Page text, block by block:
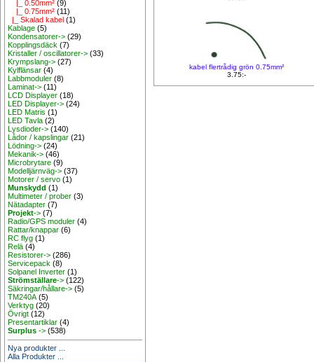
|_ 0.50mm² (9)
|_ 0.75mm² (11)
|_ Skalad kabel (1)
Kablage (5)
Kondensatorer-> (29)
Kopplingsdäck (7)
Kristaller / oscillatorer-> (33)
Krympslang-> (27)
Kylflänsar (4)
Labbmoduler (8)
Laminat-> (11)
LCD Displayer (18)
LED Displayer-> (24)
LED Matris (1)
LED Tavla (2)
Lysdioder-> (140)
Lådor / kapslingar (21)
Lödning-> (24)
Mekanik-> (46)
Microbrytare (9)
Modelljärnväg-> (37)
Motorer / servo (1)
Munskydd (1)
Multimeter / prober (3)
Nätadapter (7)
Projekt-> (7)
Radio/GPS moduler (4)
Rattar/knappar (6)
RC flyg (1)
Relä (4)
Resistorer-> (286)
Servicepack (8)
Solpanel Inverter (1)
Strömställare-> (122)
Säkringar/hållare-> (5)
TM240A (5)
Verktyg (20)
Övrigt (12)
Presentartiklar (4)
Surplus-> (538)
Nya produkter ...
Alla Produkter ...
kabel flertrådig grön 0.75mm²
3.75:-